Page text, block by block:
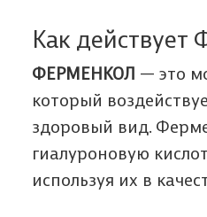
Как действует
ФЕРМЕНКОЛ — это
который
здоровый вид.
гиалуроновую
используя их в